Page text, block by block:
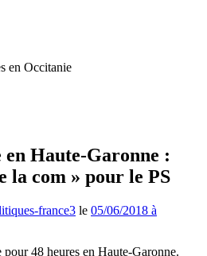
en Occitanie
Haute-Garonne :
la com » pour le PS
france3 le 05/06/2018 à
48 heures en Haute-Garonne.